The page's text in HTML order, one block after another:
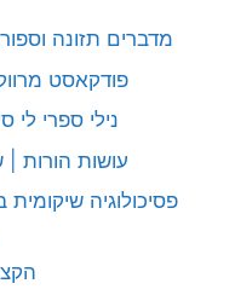
מדברים תזונה
פודקאסט
נילי ספרי לי
עושות הורות |
פסיכולוגיה